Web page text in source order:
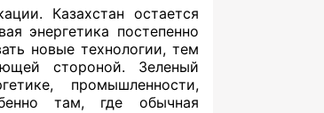
Казахстан остается
энергетика постепенно
новые технологии, тем
стороной. Зеленый
промышленности,
там, где обычная